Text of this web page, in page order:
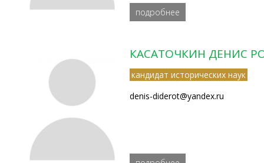
подробнее
КАСАТОЧКИН ДЕНИС
кандидат исторических наук
denis-diderot@yandex.ru